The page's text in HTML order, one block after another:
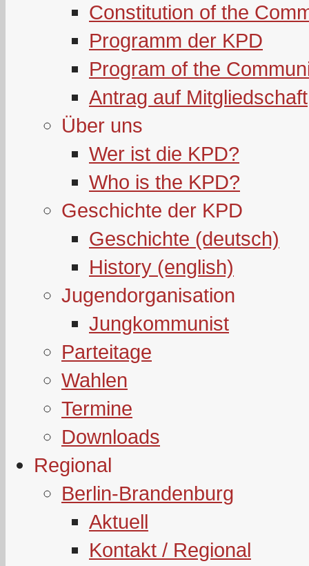
Constitution of the
Programm der KPD
Program of the
Antrag auf Mitgliedschaft
Über uns
Wer ist die KPD?
Who is the KPD?
Geschichte der KPD
Geschichte (deutsch)
History (english)
Jugendorganisation
Jungkommunist
Parteitage
Wahlen
Termine
Downloads
Regional
Berlin-Brandenburg
Aktuell
Kontakt / Regional